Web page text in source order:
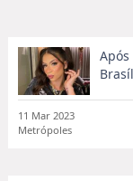
11 Mar 2023
Metrópoles
Donate
Support
Share this